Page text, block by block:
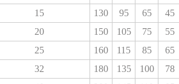
15 130 95 65
45
20
150 105 75
55
25
160 115 85
65
32
180 135 100
78